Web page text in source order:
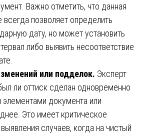
Важно отметить, что данная
всегда позволяет определить
дату, но может установить
либо выявить несоответствие
или подделок. Эксперт
ли оттиск сделан одновременно
документа или
Это имеет критическое
случаев, когда на чистый